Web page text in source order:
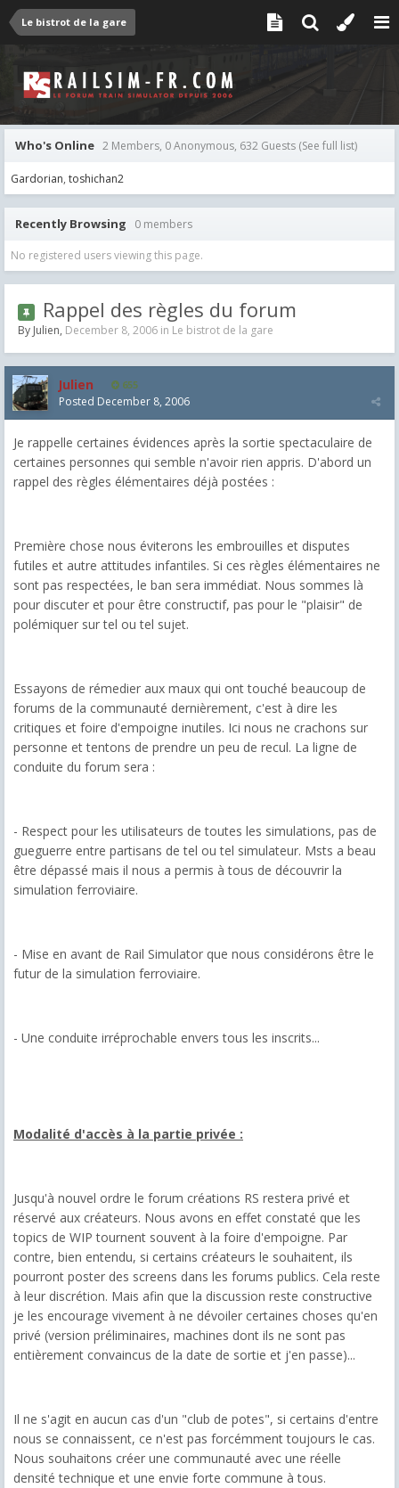
Le bistrot de la gare
Who's Online 2 Members, 0 Anonymous, 632 Guests (See full list)
Gardorian toshichan2
Recently Browsing 0 members
No registered users viewing this page.
Rappel des règles du forum
By Julien, December 8, 2006 in Le bistrot de la gare
Julien 655
Posted December 8, 2006
Je rappelle certaines évidences après la sortie spectaculaire de
certaines personnes qui semble n'avoir rien appris. D'abord un
rappel des règles élémentaires déjà postées :
Première chose nous éviterons les embrouilles et disputes
futiles et autre attitudes infantiles. Si ces règles élémentaires ne
sont pas respectées, le ban sera immédiat. Nous sommes là
pour discuter et pour être constructif, pas pour le "plaisir" de
polémiquer sur tel ou tel sujet.
Essayons de rémedier aux maux qui ont touché beaucoup de
forums de la communauté dernièrement, c'est à dire les
critiques et foire d'empoigne inutiles. Ici nous ne crachons sur
personne et tentons de prendre un peu de recul. La ligne de
conduite du forum sera :
- Respect pour les utilisateurs de toutes les simulations, pas de
gueguerre entre partisans de tel ou tel simulateur. Msts a beau
être dépassé mais il nous a permis à tous de découvrir la
simulation ferroviaire.
- Mise en avant de Rail Simulator que nous considérons être le
futur de la simulation ferroviaire.
- Une conduite irréprochable envers tous les inscrits...
Modalité d'accès à la partie privée :
Jusqu'à nouvel ordre le forum créations RS restera privé et
réservé aux créateurs. Nous avons en effet constaté que les
topics de WIP tournent souvent à la foire d'empoigne. Par
contre, bien entendu, si certains créateurs le souhaitent, ils
pourront poster des screens dans les forums publics. Cela reste
à leur discrétion. Mais afin que la discussion reste constructive
je les encourage vivement à ne dévoiler certaines choses qu'en
privé (version préliminaires, machines dont ils ne sont pas
entièrement convaincus de la date de sortie et j'en passe)...
Il ne s'agit en aucun cas d'un "club de potes", si certains d'entre
nous se connaissent, ce n'est pas forcémment toujours le cas.
Nous souhaitons créer une communauté avec une réelle
densité technique et une envie forte commune à tous.